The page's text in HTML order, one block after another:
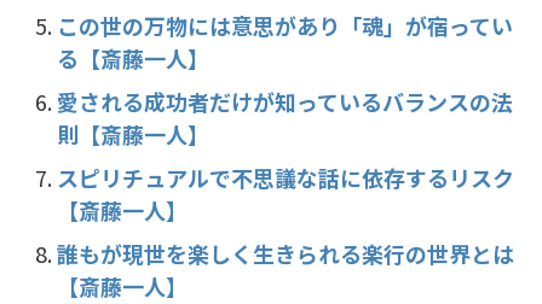
この世の万物には意思があり「魂」が宿ってい
る【斎藤一人】
愛される成功者だけが知っているバランスの法
則【斎藤一人】
スピリチュアルで不思議な話に依存するリスク
【斎藤一人】
誰もが現世を楽しく生きられる楽行の世界とは
【斎藤一人】